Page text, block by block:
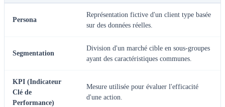
Persona
Représentation fictive d'un client type basée
sur des données réelles.
Segmentation
Division d'un marché cible en sous-groupes
ayant des caractéristiques communes.
KPI (Indicateur
Clé de
Performance)
Mesure utilisée pour évaluer l'efficacité
d'une action.